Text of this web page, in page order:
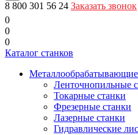
8 800 301 56 24 Заказать звонок
0
0
0
Каталог станков
Металлообрабатывающие
Ленточнопильные
Токарные станки
Фрезерные станки
Лазерные станки
Гидравлические